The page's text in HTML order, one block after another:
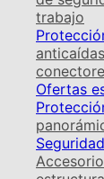
trabajo
anticaídas
Ofertas